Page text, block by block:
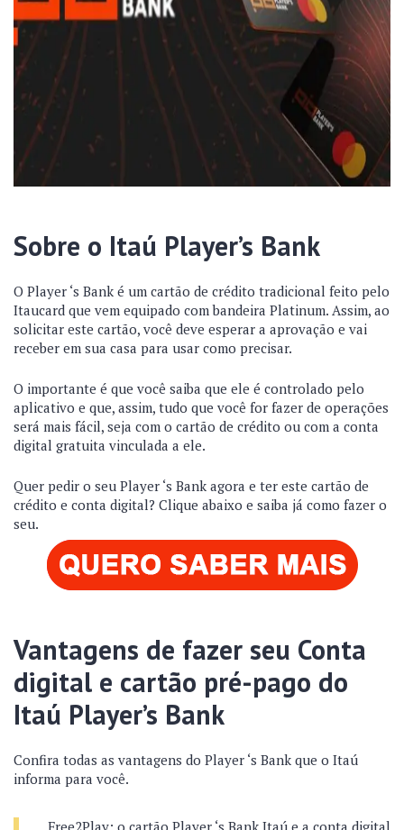
Sobre o Itaú Player’s Bank
O Player ‘s Bank é um cartão de crédito tradicional feito pelo
Itaucard que vem equipado com bandeira Platinum. Assim, ao
solicitar este cartão, você deve esperar a aprovação e vai
receber em sua casa para usar como precisar.
O importante é que você saiba que ele é controlado pelo
aplicativo e que, assim, tudo que você for fazer de operações
será mais fácil, seja com o cartão de crédito ou com a conta
digital gratuita vinculada a ele.
Quer pedir o seu Player ‘s Bank agora e ter este cartão de
crédito e conta digital? Clique abaixo e saiba já como fazer o
seu.
Vantagens de fazer seu Conta
digital e cartão pré-pago do
Itaú Player’s Bank
Confira todas as vantagens do Player ‘s Bank que o Itaú
informa para você.
Free2Play: o cartão Player ‘s Bank Itaú e a conta digital